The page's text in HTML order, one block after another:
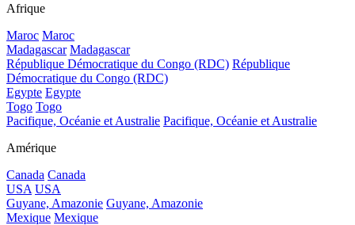
Afrique
Maroc Maroc
Madagascar Madagascar
République Démocratique du Congo (RDC) République
Démocratique du Congo (RDC)
Egypte Egypte
Togo Togo
Pacifique, Océanie et Australie Pacifique, Océanie et Australie
Amérique
Canada Canada
USA USA
Guyane, Amazonie Guyane, Amazonie
Mexique Mexique